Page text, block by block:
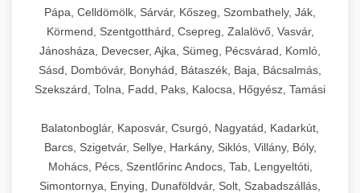
Pápa, Celldömölk, Sárvár, Kőszeg, Szombathely, Ják,
Körmend, Szentgotthárd, Csepreg, Zalalövő, Vasvár,
Jánosháza, Devecser, Ajka, Sümeg, Pécsvárad, Komló,
Sásd, Dombóvár, Bonyhád, Bátaszék, Baja, Bácsalmás,
Szekszárd, Tolna, Fadd, Paks, Kalocsa, Hőgyész, Tamási
Balatonboglár, Kaposvár, Csurgó, Nagyatád, Kadarkút,
Barcs, Szigetvár, Sellye, Harkány, Siklós, Villány, Bóly,
Mohács, Pécs, Szentlőrinc Andocs, Tab, Lengyeltóti,
Simontornya, Enying, Dunaföldvár, Solt, Szabadszállás,